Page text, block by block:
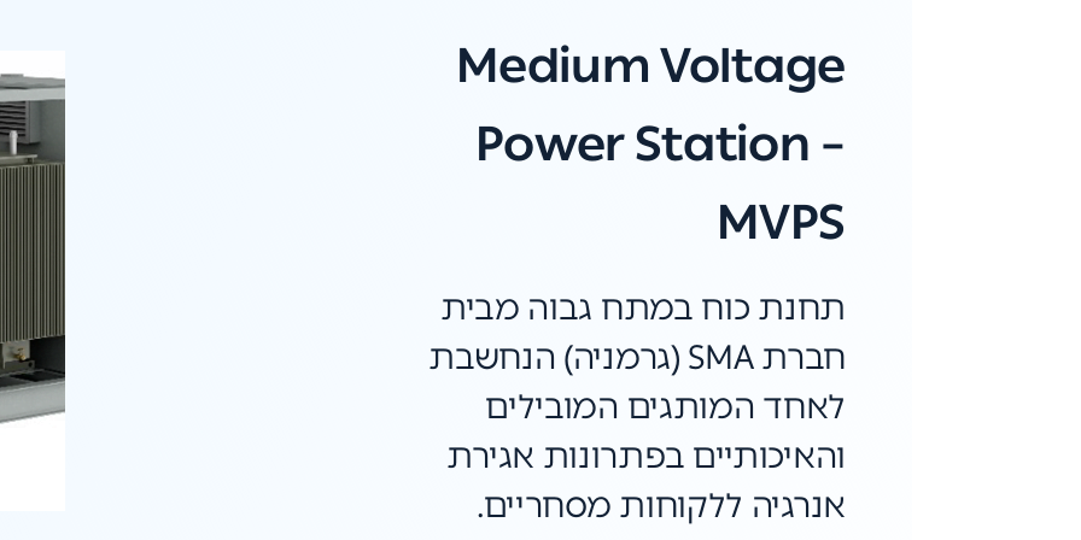
Medium Voltage
Power Station –
MVPS
תחנת כוח במתח גבוה מבית
חברת SMA (גרמניה) הנחשבת
לאחד המותגים המובילים
והאיכותיים בפתרונות אגירת
אנרגיה ללקוחות מסחריים.